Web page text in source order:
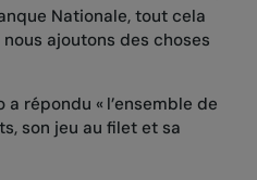
Nationale, tout cela
ajoutons des choses
a répondu « l’ensemble de
son jeu au filet et sa